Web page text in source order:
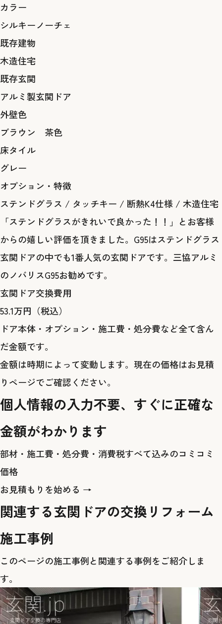
カラー
シルキーノーチェ
既存建物
木造住宅
既存玄関
アルミ製玄関ドア
外壁色
ブラウン 茶色
床タイル
グレー
オプション・特徴
ステンドグラス / タッチキー / 断熱K4仕様 / 木造住宅
「ステンドグラスがきれいで良かった！！」とお客様
からの嬉しい評価を頂きました。G95はステンドグラス
玄関ドアの中でも1番人気の玄関ドアです。三協アルミ
のノバリスG95お勧めです。
玄関ドア交換費用
53.1万円 （税込）
ドア本体・オプション・施工費・処分費など全て含ん
だ金額です。
金額は時期によって変動します。現在の価格はお見積
りページでご確認ください。
個人情報の入力不要、すぐに正確な
金額がわかります
部材・施工費・処分費・消費税すべて込みのコミコミ
価格
お見積もりを始める →
関連する玄関ドアの交換リフォーム
施工事例
このページの施工事例と関連する事例をご紹介しま
す。